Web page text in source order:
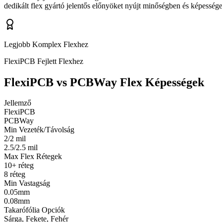
dedikált flex gyártó jelentős előnyöket nyújt minőségben és
Legjobb Komplex Flexhez
FlexiPCB Fejlett Flexhez
FlexiPCB vs PCBWay Flex Képességek
Jellemző
FlexiPCB
PCBWay
Min Vezeték/Távolság
2/2 mil
2.5/2.5 mil
Max Flex Rétegek
10+ réteg
8 réteg
Min Vastagság
0.05mm
0.08mm
Takarófólia Opciók
Sárga, Fekete, Fehér